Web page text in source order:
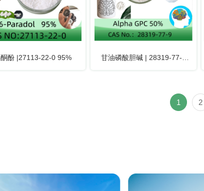
酚 |27113-22-0 95%
甘油磷酸胆碱 | 28319-77-9
1 2